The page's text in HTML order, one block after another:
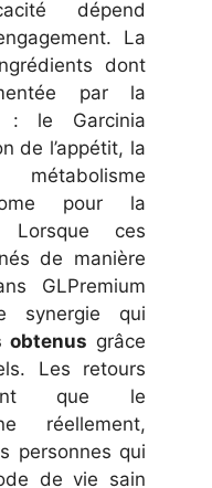
dépend
La
dont
par la
: le Garcinia
de l’appétit, la
pour la
Lorsque ces
de manière
GLPremium
synergie qui
obtenus grâce
Les retours
que le
réellement,
personnes qui
de vie sain